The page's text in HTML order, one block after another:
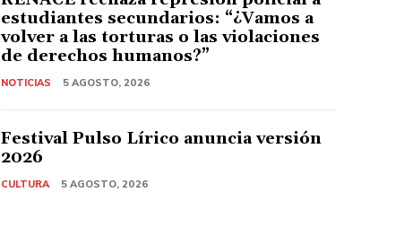
estudiantes secundarios: “¿Vamos a
volver a las torturas o las violaciones
de derechos humanos?”
NOTICIAS 5 AGOSTO, 2026
Festival Pulso Lírico anuncia versión
2026
CULTURA 5 AGOSTO, 2026